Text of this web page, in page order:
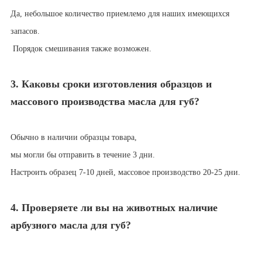
Да, небольшое количество приемлемо для наших имеющихся
запасов.
Порядок смешивания также возможен.
3. Каковы сроки изготовления образцов и
массового производства масла для губ?
Обычно в наличии образцы товара,
мы могли бы отправить в течение 3 дни.
Настроить образец 7-10 дней, массовое производство 20-25 дни.
4. Проверяете ли вы на животных наличие
арбузного масла для губ?